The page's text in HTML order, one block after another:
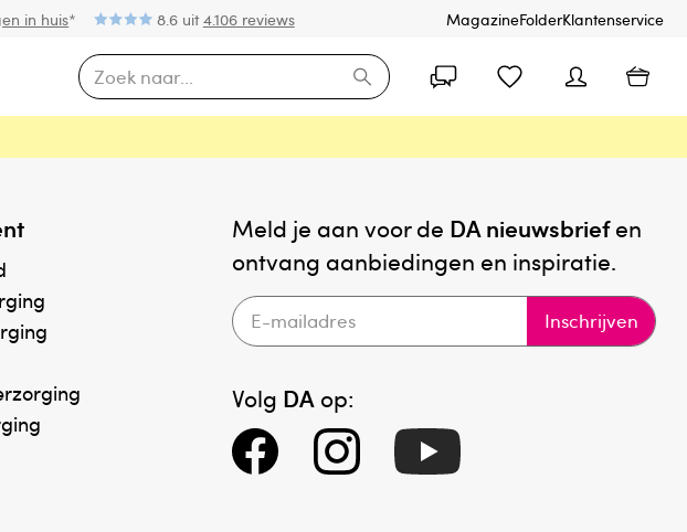
in huis* 8.6 uit4.106 reviews MagazineFolderKlantenservice
Meld je aan voor de DA nieuwsbriefen
ontvang aanbiedingen en inspiratie.
Inschrijven
Volg DA op: